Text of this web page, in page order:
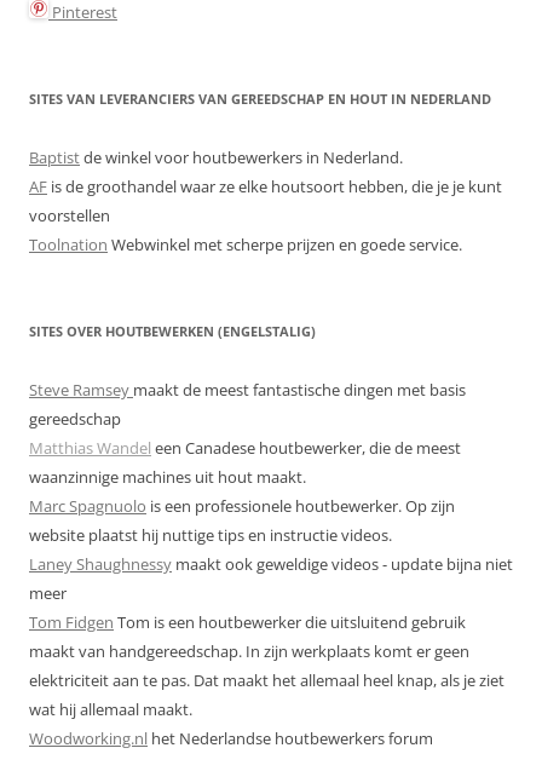
Pinterest
SITES VAN LEVERANCIERS VAN GEREEDSCHAP EN HOUT IN NEDERLAND
Baptistde winkel voor houtbewerkers in Nederland.
AF is de groothandel waar ze elke houtsoort hebben, die je je kunt
voorstellen
Toolnation Webwinkel met scherpe prijzen en goede service.
SITES OVER HOUTBEWERKEN (ENGELSTALIG)
Steve Ramsey maakt de meest fantastische dingen met basis
gereedschap
Matthias Wandel een Canadese houtbewerker, die de meest
waanzinnige machines uit hout maakt.
Marc Spagnuolo is een professionele houtbewerker. Op zijn
website plaatst hij nuttige tips en instructie videos.
Laney Shaughnessy maakt ook geweldige videos - update bijna niet
meer
Tom Fidgen Tom is een houtbewerker die uitsluitend gebruik
maakt van handgereedschap. In zijn werkplaats komt er geen
elektriciteit aan te pas. Dat maakt het allemaal heel knap, als je ziet
wat hij allemaal maakt.
Woodworking.nl het Nederlandse houtbewerkers forum